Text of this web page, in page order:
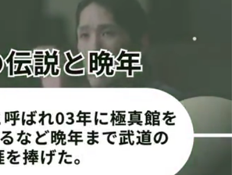
れると「落ち込んだのはほんまにその日だけって
り替えというよりかは、試合がやりたいってすぐ
とキッパリ。「”見せたい”とか考えると自分にプレ
を出せたらそれこそベルトが近づいてくると思う
を示した。
クからの絞め、腕十
にもリアネイキドチ